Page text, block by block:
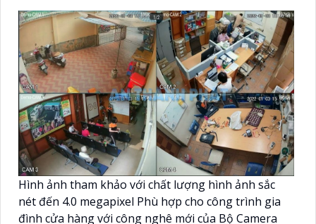
Hình ảnh tham khảo với chất lượng hình ảnh sắc
nét đến 4.0 megapixel Phù hợp cho công trình gia
đình cửa hàng với công nghê mới của Bộ Camera